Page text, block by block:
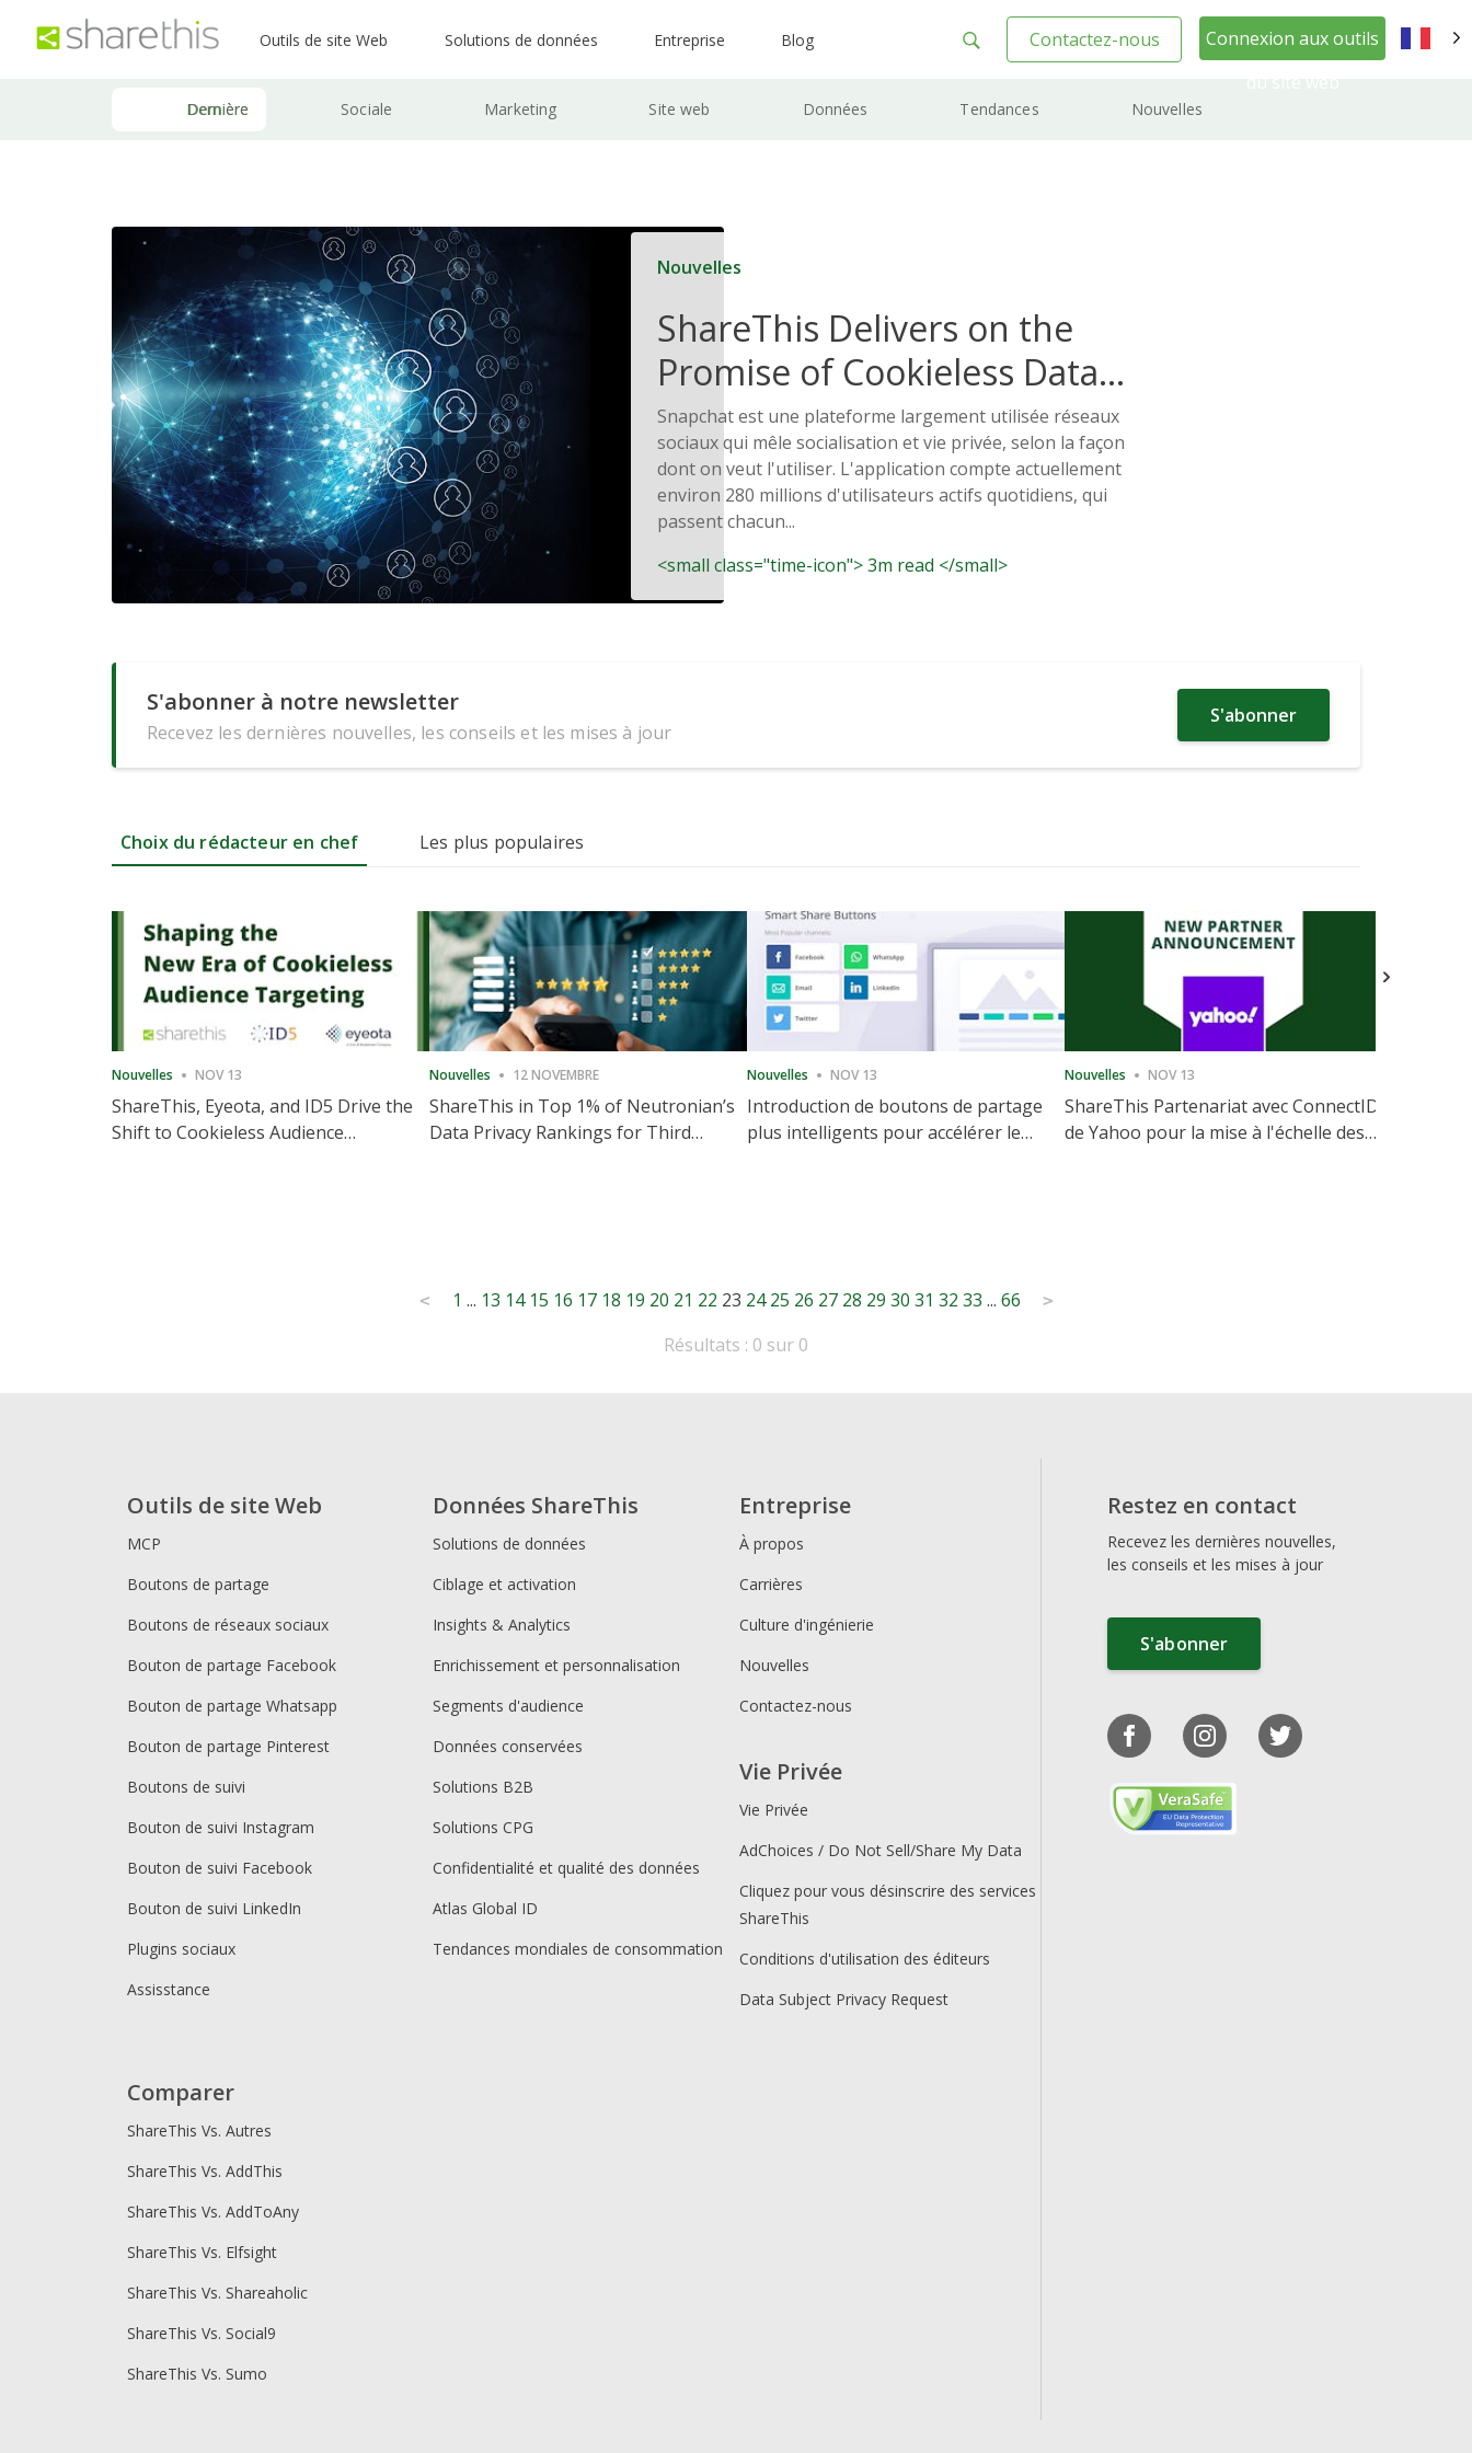
Outils de site Web Solutions de données Entreprise Blog Contactez-nous
Connexion aux outils
Dernière Sociale Marketing Site web Données Tendances Nouvelles
Nouvelles
ShareThis Delivers on the
Promise of Cookieless Data
Solutions
Snapchat est une plateforme largement utilisée réseaux
sociaux qui mêle socialisation et vie privée, selon la façon
dont on veut l'utiliser. L'application compte actuellement
environ 280 millions d'utilisateurs actifs quotidiens, qui
passent chacun...
<small class="time-icon"> 3m read </small>
S'abonner à notre newsletter
Recevez les dernières nouvelles, les conseils et les mises à jour
S'abonner
Choix du rédacteur en chef Les plus populaires
Nouvelles NOV 13
ShareThis, Eyeota, and ID5 Drive the
Shift to Cookieless Audience
Nouvelles 12 NOVEMBRE
ShareThis in Top 1% of Neutronian’s
Data Privacy Rankings for Third
Nouvelles NOV 13
Introduction de boutons de partage
plus intelligents pour accélérer le
Nouvelles NOV 13
ShareThis Partenariat avec ConnectID
de Yahoo pour la mise à l'échelle des
< 1 ... 13 14 15 16 17 18 19 20 21 22 23 24 25 26 27 28 29 30 31 32 33 ... 66 >
Résultats : 0 sur 0
Outils de site Web
MCP
Boutons de partage
Boutons de réseaux sociaux
Bouton de partage Facebook
Bouton de partage Whatsapp
Bouton de partage Pinterest
Boutons de suivi
Bouton de suivi Instagram
Bouton de suivi Facebook
Bouton de suivi LinkedIn
Plugins sociaux
Assisstance
Données ShareThis
Solutions de données
Ciblage et activation
Insights & Analytics
Enrichissement et personnalisation
Segments d'audience
Données conservées
Solutions B2B
Solutions CPG
Confidentialité et qualité des données
Atlas Global ID
Tendances mondiales de consommation
Entreprise
À propos
Carrières
Culture d'ingénierie
Nouvelles
Contactez-nous
Vie Privée
Vie Privée
AdChoices / Do Not Sell/Share My Data
Cliquez pour vous désinscrire des services
ShareThis
Conditions d'utilisation des éditeurs
Data Subject Privacy Request
Comparer
ShareThis Vs. Autres
ShareThis Vs. AddThis
ShareThis Vs. AddToAny
ShareThis Vs. Elfsight
ShareThis Vs. Shareaholic
ShareThis Vs. Social9
ShareThis Vs. Sumo
Restez en contact
Recevez les dernières nouvelles,
les conseils et les mises à jour
S'abonner